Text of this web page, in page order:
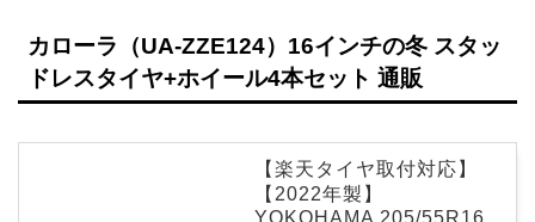
カローラ（UA-ZZE124）16インチの冬 スタッ
ドレスタイヤ+ホイール4本セット 通販
【楽天タイヤ取付対応】
【2022年製】